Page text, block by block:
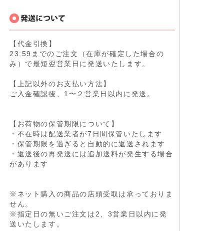
【代金引換】
23:59までのご注文（在庫が確定した場合の
み）で最短翌営業日に発送いたします。
【上記以外のお支払い方法】
ご入金確認後、1〜２営業日以内に発送。
【お荷物の保管期限について】
・不在時は配送業者が7日間保管いたします
・保管期限を過ぎると自動的に返送されます
・返送後の再発送には追加送料が発生する場合
があります
※ネット購入の商品の店頭受取は承っておりま
せん。
※指定日の無いご注文は2、3営業日以内に発
送いたします。